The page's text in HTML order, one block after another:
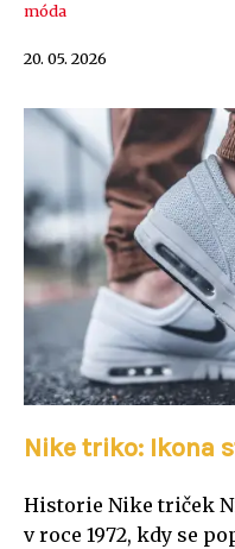
móda
20. 05. 2026
Nike triko: Ikona
Historie Nike triček
v roce 1972, kdy se